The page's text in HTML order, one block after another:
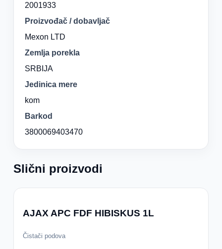
2001933
Proizvođač / dobavljač
Mexon LTD
Zemlja porekla
SRBIJA
Jedinica mere
kom
Barkod
3800069403470
Slični proizvodi
AJAX APC FDF HIBISKUS 1L
Čistači podova